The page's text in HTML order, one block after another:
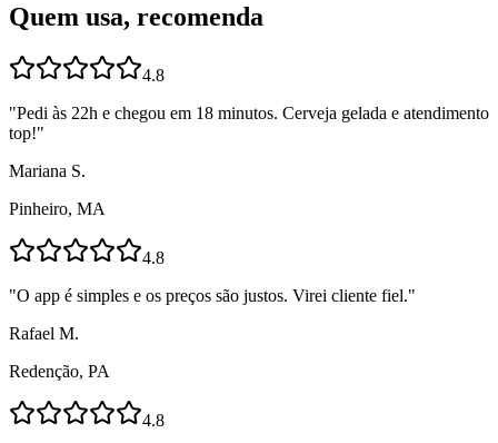
Quem usa, recomenda
4.8
"Pedi às 22h e chegou em 18 minutos. Cerveja gelada e atendimento
top!"
Mariana S.
Pinheiro, MA
4.8
"O app é simples e os preços são justos. Virei cliente fiel."
Rafael M.
Redenção, PA
4.8